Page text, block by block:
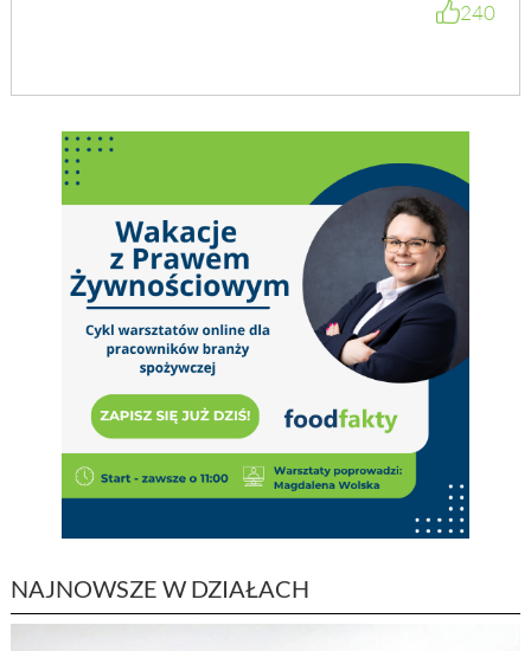
240
NAJNOWSZE W DZIAŁACH